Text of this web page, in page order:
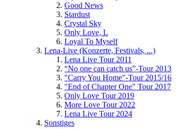
Good News
Stardust
Crystal Sky
Only Love, L
Loyal To Myself
Lena-Live (Konzerte, Festivals, ...)
Lena Live Tour 2011
“No one can catch us”-Tour 2013
"Carry You Home"-Tour 2015/16
"End of Chapter One" Tour 2017
Only Love Tour 2019
More Love Tour 2022
Lena Live Tour 2024
Sonstiges